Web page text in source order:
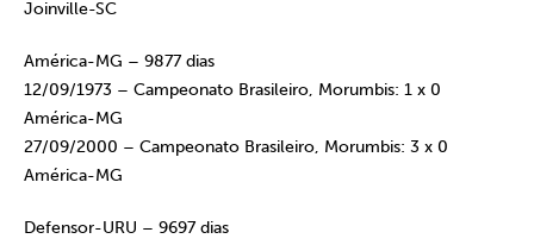
Joinville-SC
América-MG – 9877 dias
12/09/1973 – Campeonato Brasileiro, Morumbis: 1 x 0
América-MG
27/09/2000 – Campeonato Brasileiro, Morumbis: 3 x 0
América-MG
Defensor-URU – 9697 dias